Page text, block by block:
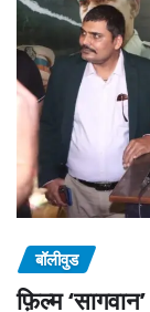
बॉलीवुड
फ़िल्म